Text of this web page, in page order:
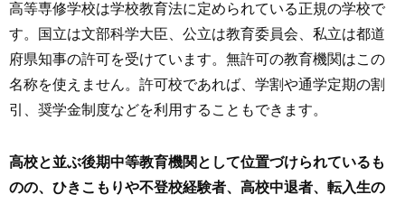
高等専修学校は学校教育法に定められている正規の学校で
す。国立は文部科学大臣、公立は教育委員会、私立は都道
府県知事の許可を受けています。無許可の教育機関はこの
名称を使えません。許可校であれば、学割や通学定期の割
引、奨学金制度などを利用することもできます。
高校と並ぶ後期中等教育機関として位置づけられているも
のの、ひきこもりや不登校経験者、高校中退者、転入生の